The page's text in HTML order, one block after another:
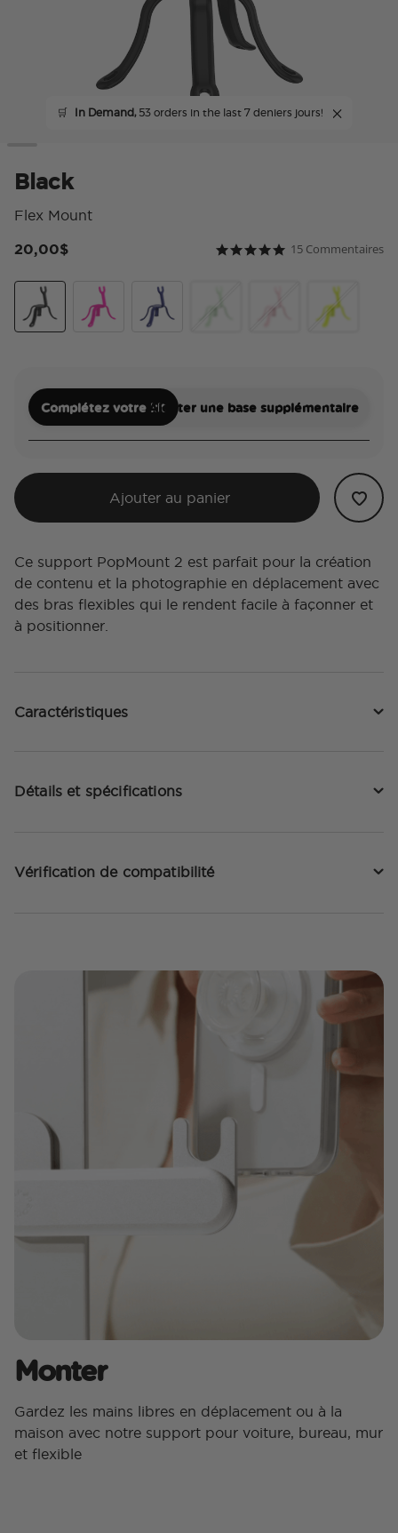
🛒 In Demand,53 orders in the last 7 deniers jours!
Black
Flex Mount
5 sur 5 Note du client
4.8 star rating15 Commentaires
20,00$
Complétez votre kitAjouter une base supplémentaire
Ajouter au panier
Ce support PopMount 2 est parfait pour la création
de contenu et la photographie en déplacement avec
des bras flexibles qui le rendent facile à façonner et
à positionner.
Caractéristiques
Détails et spécifications
Vérification de compatibilité
Monter
Gardez les mains libres en déplacement ou à la
maison avec notre support pour voiture, bureau, mur
et flexible